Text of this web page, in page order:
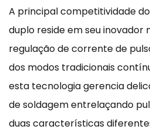
A principal competitividade
duplo reside em seu inovador
regulação de corrente de
dos modos tradicionais
esta tecnologia gerencia
de soldagem entrelaçando
duas características